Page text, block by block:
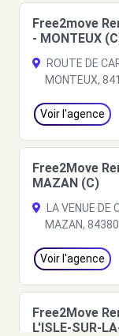
Free2move
- MONTEUX
ROUTE DE
MONTEUX,
Voir l'agence
Free2Move
MAZAN (C)
LA VENUE DE
MAZAN, 84380
Voir l'agence
Free2Move
L'ISLE-SUR-